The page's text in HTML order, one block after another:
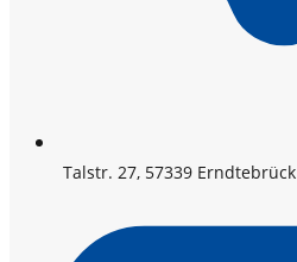
Talstr. 27, 57339 Erndtebrück